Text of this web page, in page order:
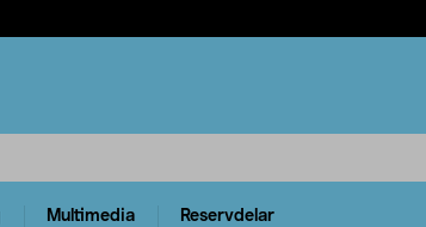
Multimedia Reservdelar